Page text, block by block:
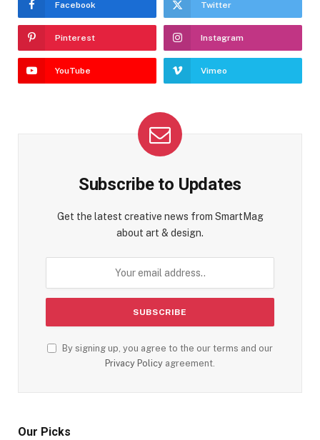
Facebook Twitter
Pinterest Instagram
YouTube Vimeo
Subscribe to Updates
Get the latest creative news from SmartMag
about art & design.
By signing up, you agree to the our terms and our
Privacy Policy agreement.
Our Picks